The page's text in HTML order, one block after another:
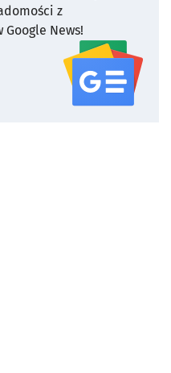
z
News!
serwisu